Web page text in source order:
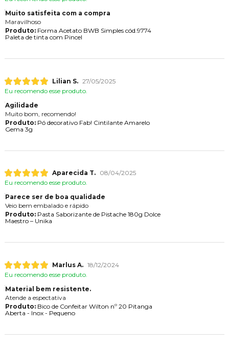
Muito satisfeita com a compra
Maravilhoso
Produto:Forma Acetato BWB Simples cód.9774
Paleta de tinta com Pincel
Lilian S. 27/05/2025
Eu recomendo esse produto.
Agilidade
Muito bom, recomendo!
Produto:Pó decorativo Fab! Cintilante Amarelo
Gema 3g
Aparecida T.
08/04/2025
Eu recomendo esse produto.
Parece ser de boa qualidade
Veio bem embalado e rápido
Produto:Pasta Saborizante de Pistache 180g Dolce
Maestro – Unika
Marlus A. 18/12/2024
Eu recomendo esse produto.
Material bem resistente.
Atende a espectativa
Produto:Bico de Confeitar Wilton nº 20 Pitanga
Aberta - Inox - Pequeno